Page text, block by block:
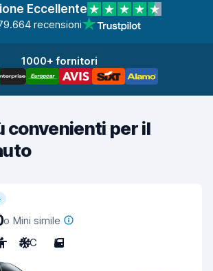
Eccellente
recensioni
1000+ fornitori
convenienti per il
o Mini simile
A/C 5